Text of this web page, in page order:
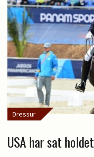
Dressur
USA har sat